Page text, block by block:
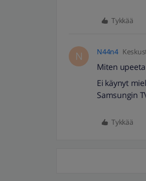
Tykkää
N N44n4
Miten
Ei käynyt
Samsungin
Tykkää